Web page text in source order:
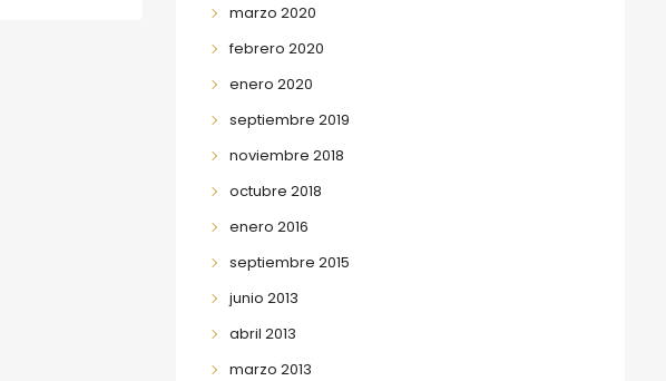
marzo 2020
febrero 2020
enero 2020
septiembre 2019
noviembre 2018
octubre 2018
enero 2016
septiembre 2015
junio 2013
abril 2013
marzo 2013